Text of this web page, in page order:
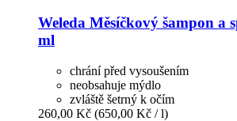
Weleda Měsíčkový šampon a
ml
chrání před vysoušením
neobsahuje mýdlo
zvláště šetrný k očím
260,00 Kč (650,00 Kč / l)